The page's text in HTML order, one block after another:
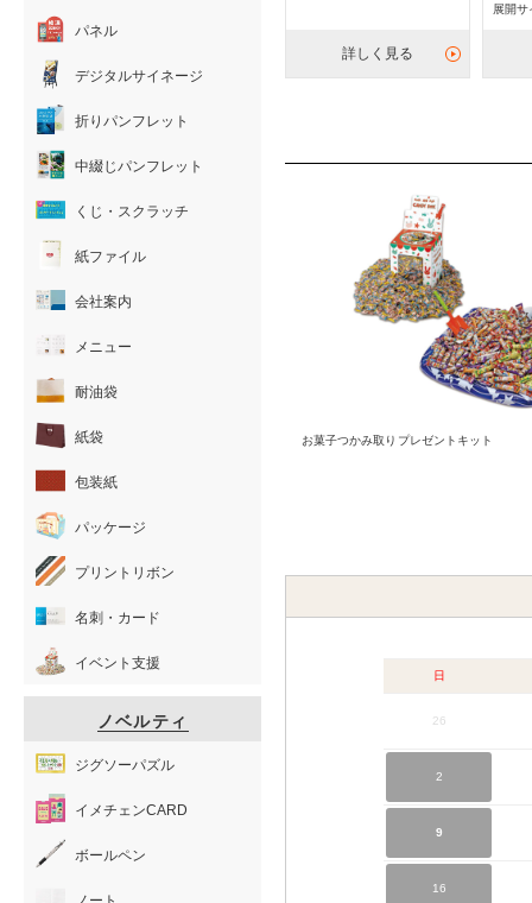
詳しく見る
展開サ
お菓子つかみ取りプレゼントキット
日
26
2
9
16
パネル
デジタルサイネージ
折りパンフレット
中綴じパンフレット
くじ・スクラッチ
紙ファイル
会社案内
メニュー
耐油袋
紙袋
包装紙
パッケージ
プリントリボン
名刺・カード
イベント支援
ノベルティ
ジグソーパズル
イメチェンCARD
ボールペン